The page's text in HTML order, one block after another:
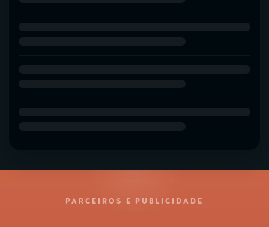
PARCEIROS E PUBLICIDADE